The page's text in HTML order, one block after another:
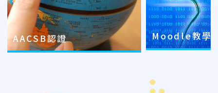
AACSB認證 Moodle教學